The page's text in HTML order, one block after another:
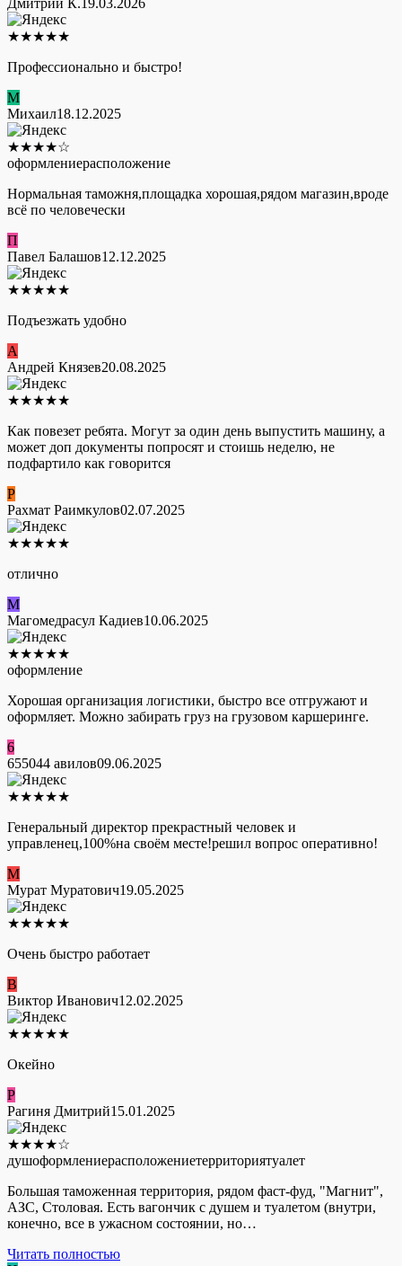
★★★★★
Профессионально и быстро!
М
Михаил18.12.2025
★★★★☆
оформлениерасположение
Нормальная таможня,площадка хорошая,рядом магазин,вроде
всё по человечески
П
Павел Балашов12.12.2025
★★★★★
Подъезжать удобно
А
Андрей Князев20.08.2025
★★★★★
Как повезет ребята. Могут за один день выпустить машину, а
может доп документы попросят и стоишь неделю, не
подфартило как говорится
Р
Рахмат Раимкулов02.07.2025
★★★★★
отлично
М
Магомедрасул Кадиев10.06.2025
★★★★★
оформление
Хорошая организация логистики, быстро все отгружают и
оформляет. Можно забирать груз на грузовом каршеринге.
6
655044 авилов09.06.2025
★★★★★
Генеральный директор прекрастный человек и
управленец,100%на своём месте!решил вопрос оперативно!
М
Мурат Муратович19.05.2025
★★★★★
Очень быстро работает
В
Виктор Иванович12.02.2025
★★★★★
Окейно
Р
Рагиня Дмитрий15.01.2025
★★★★☆
душоформлениерасположениетерриториятуалет
Большая таможенная территория, рядом фаст-фуд, "Магнит",
АЗС, Столовая. Есть вагончик с душем и туалетом (внутри,
конечно, все в ужасном состоянии, но…
Читать полностью